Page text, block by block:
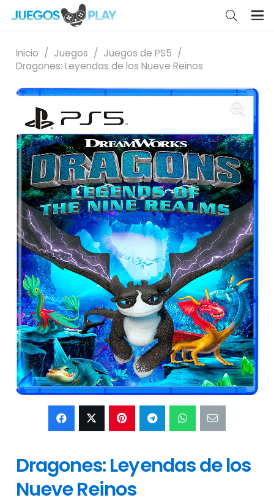
Inicio / Juegos / Juegos de PS5 /
Dragones: Leyendas de los Nueve Reinos
Dragones: Leyendas de los
Nueve Reinos